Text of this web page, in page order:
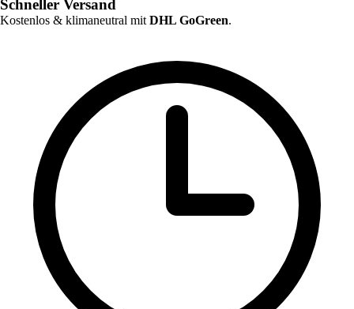
Schneller Versand
Kostenlos & klimaneutral mit DHL GoGreen.